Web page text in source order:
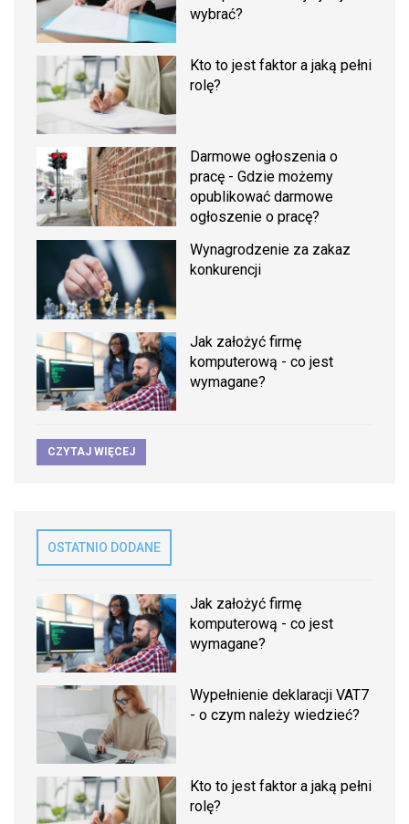
wybrać?
Kto to jest faktor a jaką pełni
rolę?
Darmowe ogłoszenia o
pracę - Gdzie możemy
opublikować darmowe
ogłoszenie o pracę?
Wynagrodzenie za zakaz
konkurencji
Jak założyć firmę
komputerową - co jest
wymagane?
CZYTAJ WIĘCEJ
OSTATNIO DODANE
Jak założyć firmę
komputerową - co jest
wymagane?
Wypełnienie deklaracji VAT7
- o czym należy wiedzieć?
Kto to jest faktor a jaką pełni
rolę?